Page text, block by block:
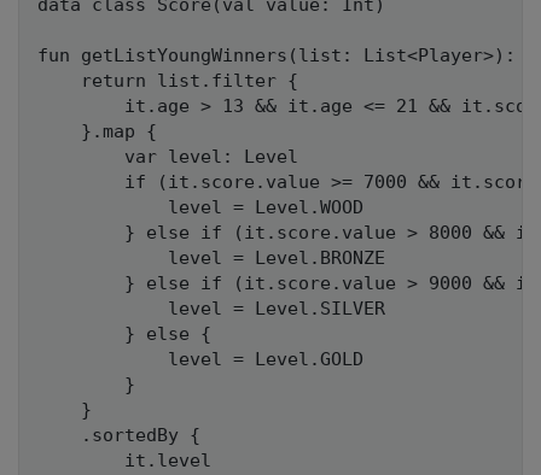
data class Score(val value: Int)
fun getListYoungWinners(list: List<Player>):
    return list.filter {
it.age > 13 && it.age <= 21 &&
    }.map {
        var level: Level
if (it.score.value >= 7000 &&
            level = Level.WOOD
            level = Level.BRONZE
} else if (it.score.value > 9000 &&
            level = Level.SILVER
        } else {
            level = Level.GOLD
        }
    }
    .sortedBy {
        it.level